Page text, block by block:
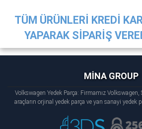
TÜM ÜRÜNLERİ KREDİ
YAPARAK SİPARİŞ
MİNA GROUP
Volkswagen Yedek Parça: Firmamız Volkswagen,
araçların orjinal yedek parça ve yan sanayi yedek